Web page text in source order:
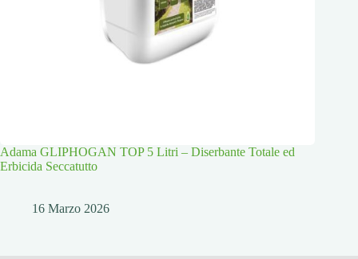
Adama GLIPHOGAN TOP 5 Litri – Diserbante Totale ed
Erbicida Seccatutto
16 Marzo 2026